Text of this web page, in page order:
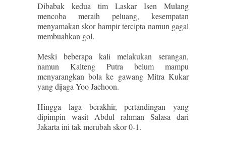
Dibabak kedua tim Laskar Isen Mulang
mencoba meraih peluang, kesempatan
menyamakan skor hampir tercipta namun gagal
membuahkan gol.
Meski beberapa kali melakukan serangan,
namun Kalteng Putra belum mampu
menyarangkan bola ke gawang Mitra Kukar
yang dijaga Yoo Jaehoon.
Hingga laga berakhir, pertandingan yang
dipimpin wasit Abdul rahman Salasa dari
Jakarta ini tak merubah skor 0-1.